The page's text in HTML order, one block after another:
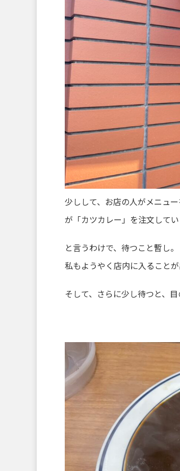
少しして、お店の人がメニュ
が「カツカレー」を注文してい
と言うわけで、待つこと暫し。
私もようやく店内に入ることが
そして、さらに少し待つと、